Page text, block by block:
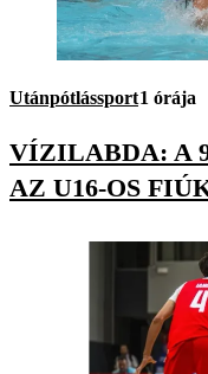
Utánpótlássport1 órája
VÍZILABDA: A
AZ U16-OS